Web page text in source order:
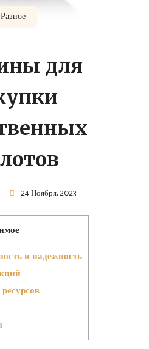
Разное
для
24 Ноября, 2023
и надежность